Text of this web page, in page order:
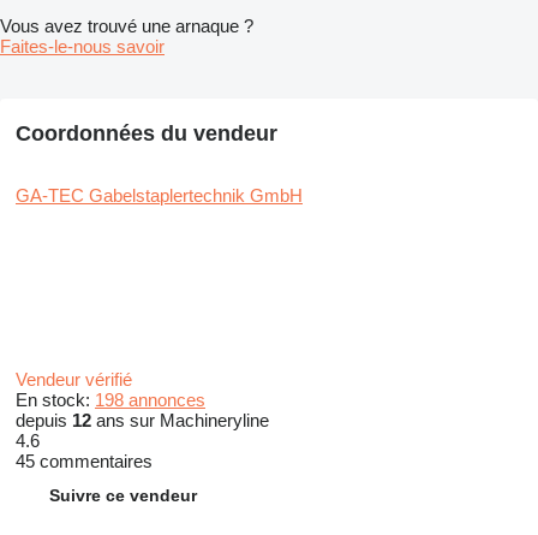
Vous avez trouvé une arnaque ?
Faites-le-nous savoir
Coordonnées du vendeur
GA-TEC Gabelstaplertechnik GmbH
Vendeur vérifié
En stock: 198 annonces
depuis 12 ans sur Machineryline
4.6
45 commentaires
Suivre ce vendeur